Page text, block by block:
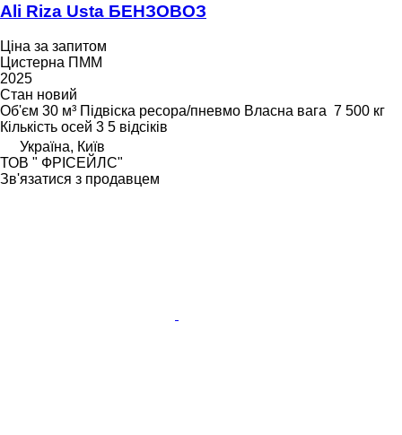
Ali Riza Usta БЕНЗОВОЗ
Ціна за запитом
Цистерна ПММ
2025
Стан новий
Об'єм 30 м³ Підвіска ресора/пневмо Власна вага 7 500 кг
Кількість осей 3 5 відсіків
Україна, Київ
ТОВ " ФРІСЕЙЛС"
Зв'язатися з продавцем